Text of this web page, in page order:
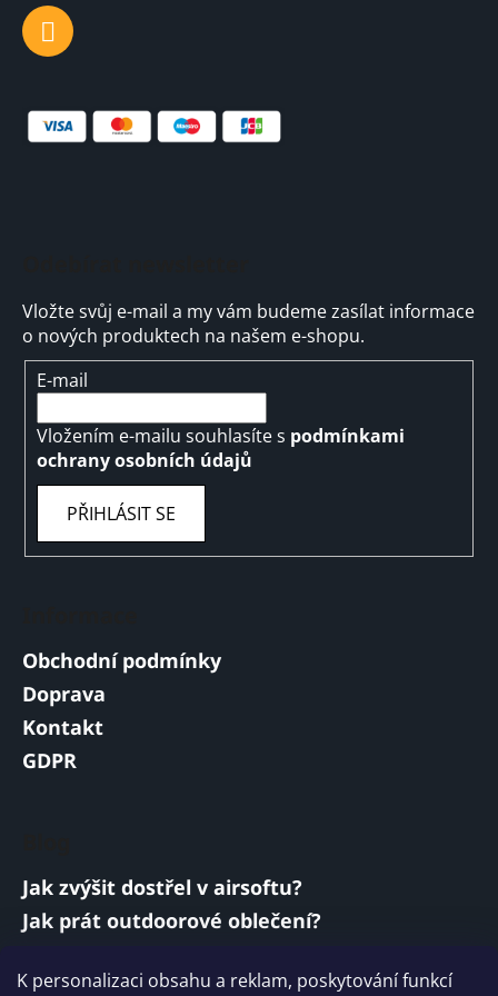
K personalizaci obsahu a reklam, poskytování funkcí
Vložte svůj e-mail a my vám budeme zasílat informace
o nových produktech na našem e-shopu.
E-mail
Vložením e-mailu souhlasíte s podmínkami
ochrany osobních údajů
PŘIHLÁSIT SE
Obchodní podmínky
Doprava
Kontakt
GDPR
Jak zvýšit dostřel v airsoftu?
Jak prát outdoorové oblečení?
Vojenská a armádní sluchátka: co musí